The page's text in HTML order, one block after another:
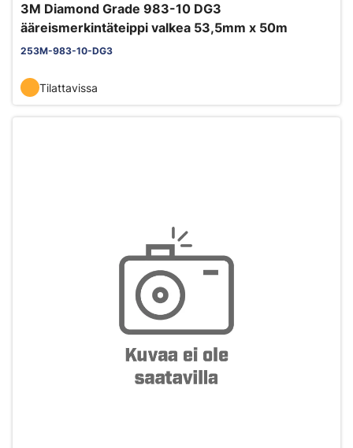
3M Diamond Grade 983-10 DG3
ääreismerkintäteippi valkea 53,5mm x 50m
253M-983-10-DG3
Tilattavissa